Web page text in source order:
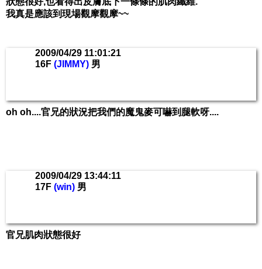
我真是應該到現場觀摩觀摩~~
2009/04/29 11:01:21
16F (JIMMY) 男
oh oh....官兄的狀況把我們的魔鬼麥可嚇到腿軟呀....
2009/04/29 13:44:11
17F (win) 男
官兄肌肉狀態很好